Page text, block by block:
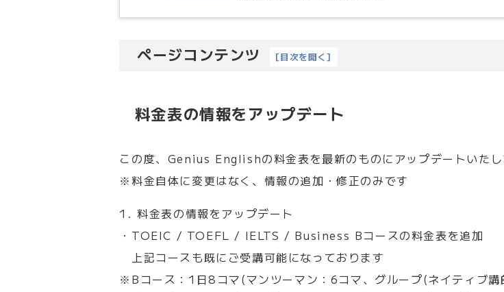
ページコンテンツ [目次を開く]
料金表の情報をアップデート
この度、Genius Englishの料金表を最新のものにアップデートいたし
※料金自体に変更はなく、情報の追加・修正のみです
1. 料金表の情報をアップデート
・TOEIC / TOEFL / IELTS / Business Bコースの料金表を追加
上記コースも既にご受講可能になっております
※Bコース：1日8コマ(マンツーマン：6コマ、グループ(ネイティブ